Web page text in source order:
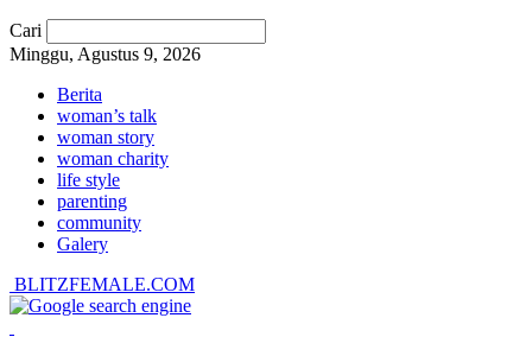
Cari
Minggu, Agustus 9, 2026
Berita
woman’s talk
woman story
woman charity
life style
parenting
community
Galery
BLITZFEMALE.COM